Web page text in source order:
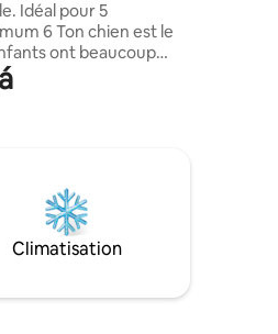
Idéal pour 5
6 Ton chien est le
ont beaucoup
escalade-vélo-
3 km piscine
à coucher
salon extérieur. Un
Maison de jeu
et fruits bio de
Climatisation